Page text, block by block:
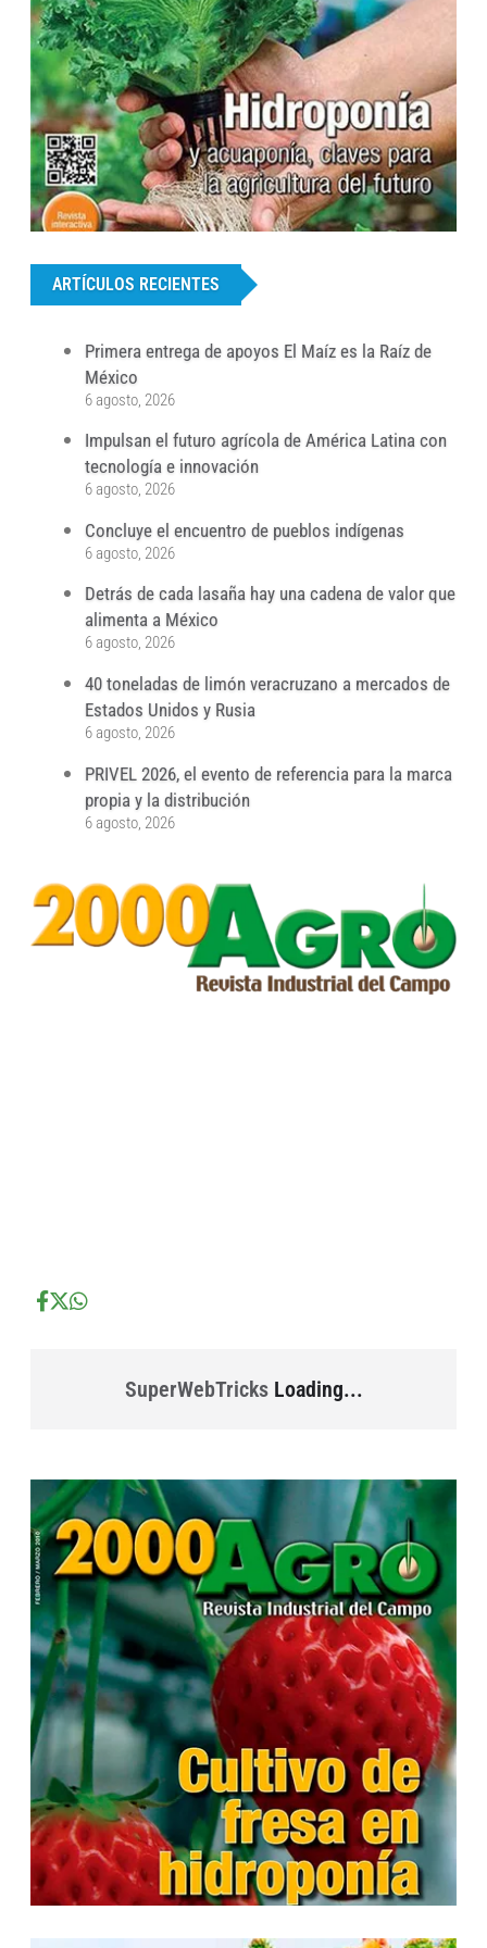
ARTÍCULOS RECIENTES
Primera entrega de apoyos El Maíz es la Raíz de
México
6 agosto, 2026
Impulsan el futuro agrícola de América Latina con
tecnología e innovación
6 agosto, 2026
Concluye el encuentro de pueblos indígenas
6 agosto, 2026
Detrás de cada lasaña hay una cadena de valor que
alimenta a México
6 agosto, 2026
40 toneladas de limón veracruzano a mercados de
Estados Unidos y Rusia
6 agosto, 2026
PRIVEL 2026, el evento de referencia para la marca
propia y la distribución
6 agosto, 2026
SuperWebTricksLoading...